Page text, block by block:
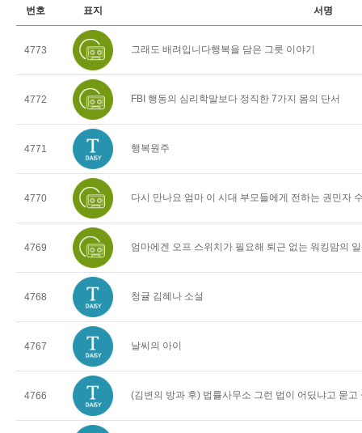
번호 표지 서명
4773 그래도 배려입니다행복을 담은 그릇 이야기
4772 FBI 행동의 심리학말보다 정직한 7가지 몸의 단서
4771 행복원주
4770 다시 만나요 엄마 이 시대 부모들에게 전하는 권민자
4769 엄마에겐 오프 스위치가 필요해 퇴근 없는 워킹맘의
4768 청귤 김혜나 소설
4767 날씨의 아이
4766 (김변의 방과 후) 법률사무소 그런 법이 어딨냐고 묻고